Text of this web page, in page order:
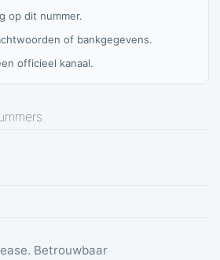
op dit nummer.
of bankgegevens.
officieel kanaal.
Betrouwbaar